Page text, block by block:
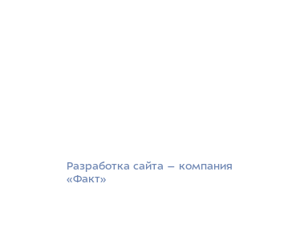
Разработка сайта –­ компания
«Факт»